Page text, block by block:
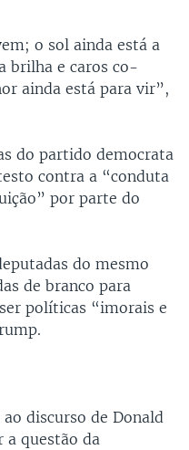
o sol ainda está a
brilha e caros co-
ainda está para vir”,
do partido democrata
contra a “conduta
por parte do
do mesmo
de branco para
políticas “imorais e
discurso de Donald
a questão da